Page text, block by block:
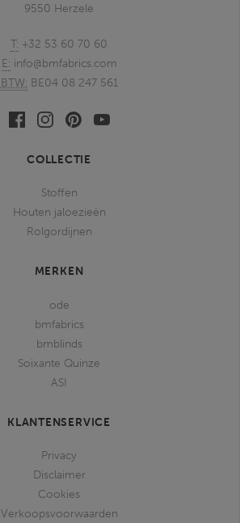
9550 Herzele
T: +32 53 60 70 60
E: info@bmfabrics.com
BTW: BE04 08 247 561
FacebookLinkedinPinterestYoutube
COLLECTIE
Stoffen
Houten jaloezieën
Rolgordijnen
MERKEN
ode
bmfabrics
bmblinds
Soixante Quinze
ASI
KLANTENSERVICE
Privacy
Disclaimer
Cookies
Verkoopsvoorwaarden